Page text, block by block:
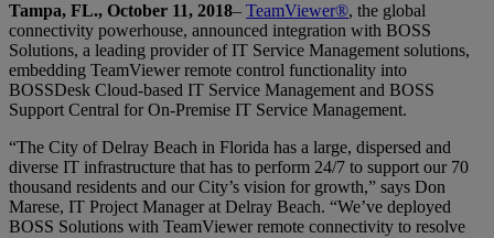
Tampa, FL., October 11, 2018– TeamViewer®, the global
connectivity powerhouse, announced integration with BOSS
Solutions, a leading provider of IT Service Management solutions,
embedding TeamViewer remote control functionality into
BOSSDesk Cloud-based IT Service Management and BOSS
Support Central for On-Premise IT Service Management.
“The City of Delray Beach in Florida has a large, dispersed and
diverse IT infrastructure that has to perform 24/7 to support our 70
thousand residents and our City’s vision for growth,” says Don
Marese, IT Project Manager at Delray Beach. “We’ve deployed
BOSS Solutions with TeamViewer remote connectivity to resolve